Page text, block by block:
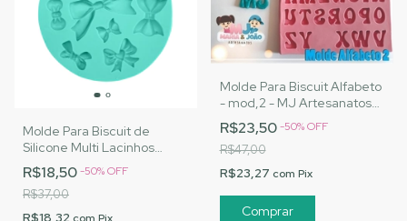
Molde Para Biscuit de
Silicone Multi Lacinhos
|Cód. 2129
R$18,50-50%OFF
R$37,00
R$18,32
Molde Para Biscuit Alfabeto
- mod,2 - MJ Artesanatos
|Cód. 1626
R$23,50-50%OFF
R$47,00
R$23,27 com Pix